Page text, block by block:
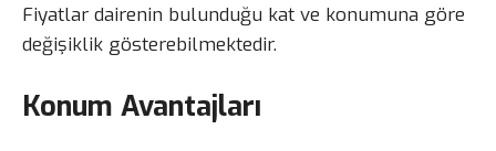
Fiyatlar dairenin bulunduğu kat ve konumuna göre
değişiklik gösterebilmektedir.
Konum Avantajları